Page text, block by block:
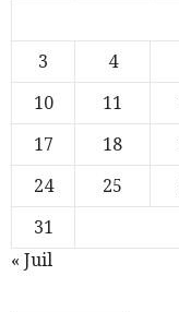
3
4
10
11
17
18
24
25
31
« Juil